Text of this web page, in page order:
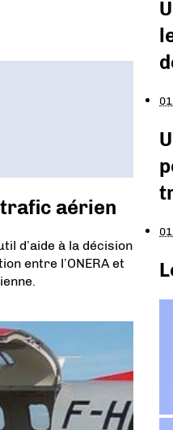
trafic aérien
d’aide à la décision
entre l’ONERA et